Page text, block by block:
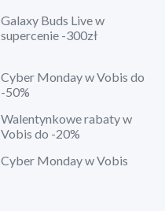
Galaxy Buds Live w
supercenie -300zł
Cyber Monday w Vobis do
-50%
Walentynkowe rabaty w
Vobis do -20%
Cyber Monday w Vobis